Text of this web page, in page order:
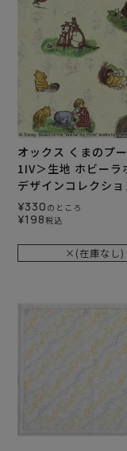
オックス くまのプ
1IV＞生地 ホビーラ
デザインコレクショ
¥330 のところ
¥198税込
×(在庫なし)